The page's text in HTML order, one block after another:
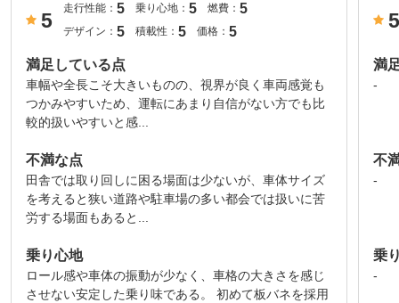
5
走行性能： 5 乗り心地： 5 燃費： 5
デザイン： 5 積載性： 5 価格： 5
満足している点
車幅や全長こそ大きいものの、視界が良く車両感覚も
つかみやすいため、運転にあまり自信がない方でも比
較的扱いやすいと感...
不満な点
田舎では取り回しに困る場面は少ないが、車体サイズ
を考えると狭い道路や駐車場の多い都会では扱いに苦
労する場面もあると...
乗り心地
ロール感や車体の振動が少なく、車格の大きさを感じ
させない安定した乗り味である。 初めて板バネを採用
満
-
不
-
乗
-